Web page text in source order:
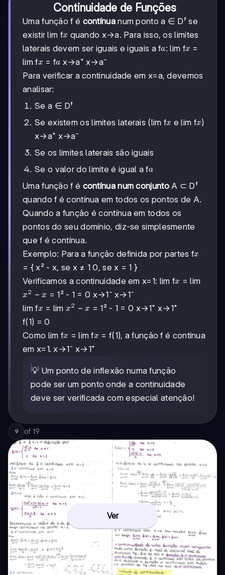
Continuidade de Funções
Uma função f é contínuanum ponto a ∈ Dᶠ se
existir lim fx
x quando x→a. Para isso, os limites
laterais devem ser iguais e iguais a fa
a: lim fx
x =
lim fx
x = fa
a x→a⁺ x→a⁻
Para verificar a continuidade em x=a, devemos
analisar:
Se a ∈ Dᶠ
Se existem os limites laterais (lim fx
x e lim fx
x)
x→a⁺ x→a⁻
Se os limites laterais são iguais
Se o valor do limite é igual a fa
a
Uma função f é contínua num conjuntoA ⊂ Dᶠ
quando f é contínua em todos os pontos de A.
Quando a função é contínua em todos os
pontos do seu domínio, diz-se simplesmente
que f é contínua.
Exemplo: Para a função definida por partes fx
x
= { x² - x, se x ≠ 1 0, se x = 1 }
Verificamos a continuidade em x=1: lim fx
x = lim
x²
-
x
x2 − x = 1² - 1 = 0 x→1⁻ x→1⁻
lim fx
x = lim x²
x2 − x = 1² - 1 = 0 x→1⁺ x→1⁺
f(1) = 0
Como lim fx
x = lim fx
x = f(1), a função f é contínua
em x=1. x→1⁻ x→1⁺
💡 Um ponto de inflexão numa função
pode ser um ponto onde a continuidade
deve ser verificada com especial atenção!
9 of 19
Ver